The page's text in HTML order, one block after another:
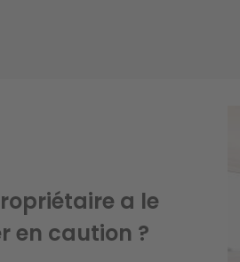
a le
en caution ?
repérer
liées à
?